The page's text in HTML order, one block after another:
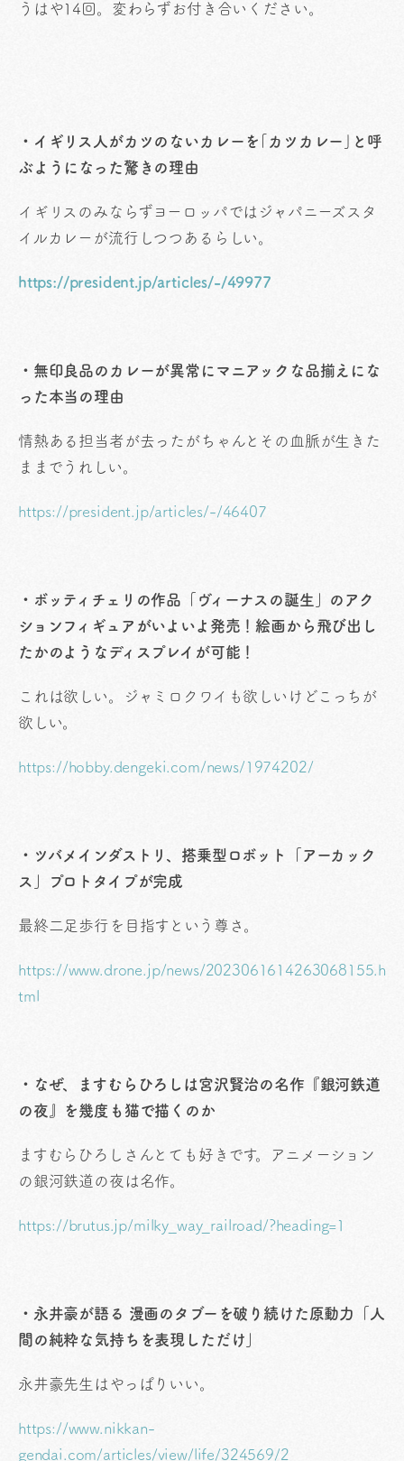
うはや14回。変わらずお付き合いください。
・イギリス人がカツのないカレーを｢カツカレー｣と呼
ぶようになった驚きの理由
イギリスのみならずヨーロッパではジャパニーズスタ
イルカレーが流行しつつあるらしい。
https://president.jp/articles/-/49977
・無印良品のカレーが異常にマニアックな品揃えにな
った本当の理由
情熱ある担当者が去ったがちゃんとその血脈が生きた
ままでうれしい。
https://president.jp/articles/-/46407
・ボッティチェリの作品「ヴィーナスの誕生」のアク
ションフィギュアがいよいよ発売！絵画から飛び出し
たかのようなディスプレイが可能！
これは欲しい。ジャミロクワイも欲しいけどこっちが
欲しい。
https://hobby.dengeki.com/news/1974202/
・ツバメインダストリ、搭乗型ロボット「アーカック
ス」プロトタイプが完成
最終二足歩行を目指すという尊さ。
https://www.drone.jp/news/2023061614263068155.h
tml
・なぜ、ますむらひろしは宮沢賢治の名作『銀河鉄道
の夜』を幾度も猫で描くのか
ますむらひろしさんとても好きです。アニメーション
の銀河鉄道の夜は名作。
https://brutus.jp/milky_way_railroad/?heading=1
・永井豪が語る 漫画のタブーを破り続けた原動力「人
間の純粋な気持ちを表現しただけ」
永井豪先生はやっぱりいい。
https://www.nikkan-
gendai.com/articles/view/life/324569/2